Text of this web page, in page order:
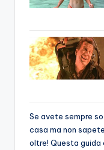
Se avete sempre
casa ma non
oltre! Questa